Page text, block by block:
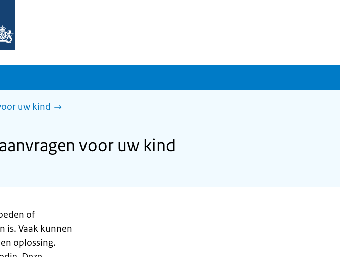
uw kind
voor uw kind
of
is. Vaak kunnen
oplossing.